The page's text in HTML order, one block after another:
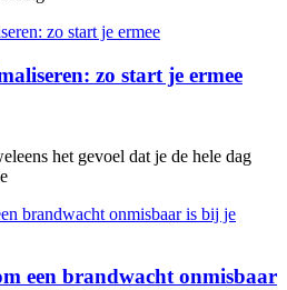
zo start je ermee
het gevoel dat je de hele dag
een brandwacht onmisbaar